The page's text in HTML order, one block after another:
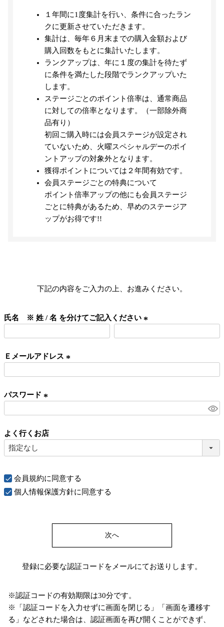
１年間に1度集計を行い、条件に合ったラン
クに更新させていただきます。
集計は、毎年６月末までの購入金額および
購入回数をもとに集計いたします。
ランクアップは、年に１度の集計を待たず
に条件を満たした段階でランクアップいた
します。
ステージごとのポイント倍率は、通常商品
に対しての倍率となります。（一部除外商
品有り）
初回ご購入時には会員ステージが設定され
ていないため、火曜スペシャルデーのポイ
ントアップの対象外となります。
獲得ポイントについては２年間有効です。
会員ステージごとの特典について
ポイント倍率アップの他にも会員ステージ
ごとに特典があるため、早めのステージア
ップがお得です!!
下記の内容をご入力の上、お進みください。
氏名 ※ 姓 / 名 を分けてご記入ください
Ｅメールアドレス
パスワード
須
よく行くお店
会員規約に同意する
個人情報保護方針に同意する
次へ
登録に必要な認証コードをメールにてお送りします。
※認証コードの有効期限は30分です。
※「認証コードを入力せずに画面を閉じる」「画面を遷移す
る」などされた場合は、認証画面を再び開くことができず、